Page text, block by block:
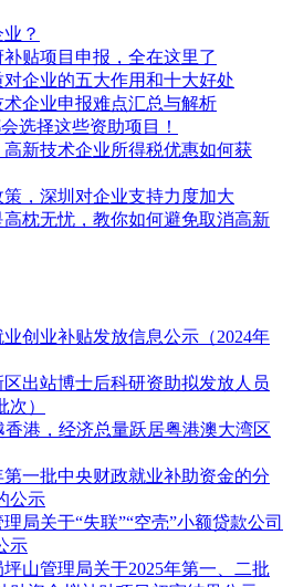
？
贴项目申报，全在这里了
企业的五大作用和十大好处
术企业申报难点汇总与解析
选择这些资助项目！
新技术企业所得税优惠如何获
策，深圳对企业支持力度加大
枕无忧，教你如何避免取消高新
创业补贴发放信息公示（2024年
区出站博士后科研资助拟发放人员
）
香港，经济总量跃居粤港澳大湾区
第一批中央财政就业补助资金的分
公示
局关于“失联”“空壳”小额贷款公司
示
山管理局关于2025年第一、二批